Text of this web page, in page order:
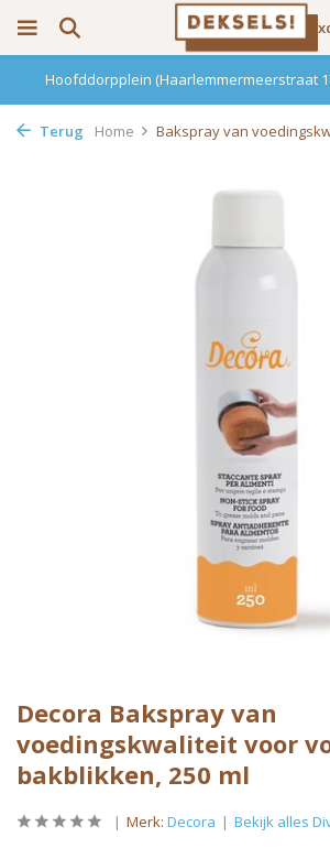
Incl.
Hoofddorpplein (Haarlemmermeerstraat
Terug Home Bakspray van
Decora Bakspray van
voedingskwaliteit voor
bakblikken, 250 ml
Merk: Decora Bekijk alles